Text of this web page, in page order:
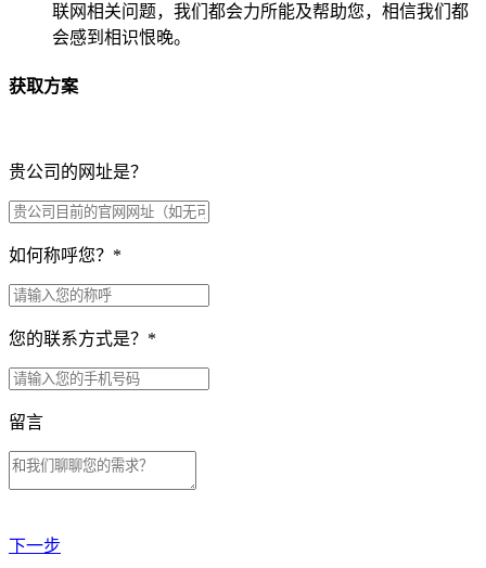
联网相关问题，我们都会力所能及帮助您，相信我们都
会感到相识恨晚。
获取方案
贵公司的网址是？
如何称呼您？ *
您的联系方式是？ *
留言
下一步